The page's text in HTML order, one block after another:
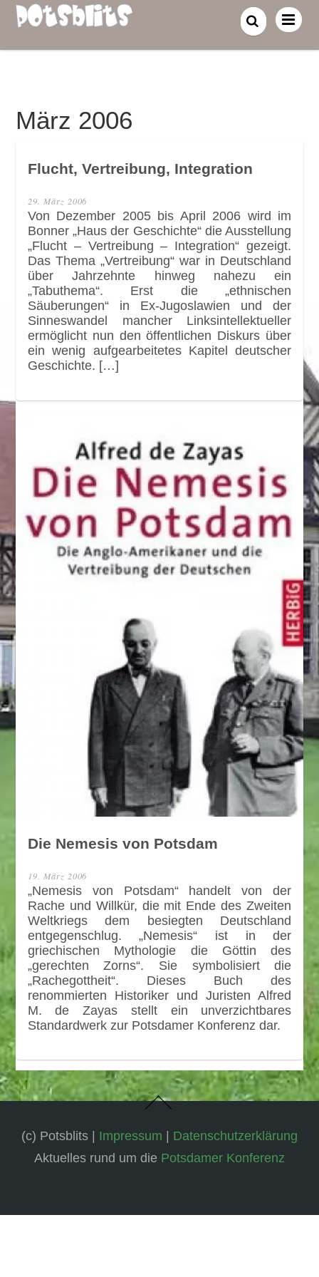
März 2006
Flucht, Vertreibung, Integration
29. März 2006
Von Dezember 2005 bis April 2006 wird im
Bonner „Haus der Geschichte“ die Ausstellung
„Flucht – Vertreibung – Integration“ gezeigt.
Das Thema „Vertreibung“ war in Deutschland
über Jahrzehnte hinweg nahezu ein
„Tabuthema“. Erst die „ethnischen
Säuberungen“ in Ex-Jugoslawien und der
Sinneswandel mancher Linksintellektueller
ermöglicht nun den öffentlichen Diskurs über
ein wenig aufgearbeitetes Kapitel deutscher
Geschichte. […]
Die Nemesis von Potsdam
19. März 2006
„Nemesis von Potsdam“ handelt von der
Rache und Willkür, die mit Ende des Zweiten
Weltkriegs dem besiegten Deutschland
entgegenschlug. „Nemesis“ ist in der
griechischen Mythologie die Göttin des
„gerechten Zorns“. Sie symbolisiert die
„Rachegottheit“. Dieses Buch des
renommierten Historiker und Juristen Alfred
M. de Zayas stellt ein unverzichtbares
Standardwerk zur Potsdamer Konferenz dar.
(c) Potsblits | Impressum | Datenschutzerklärung
Aktuelles rund um die Potsdamer Konferenz